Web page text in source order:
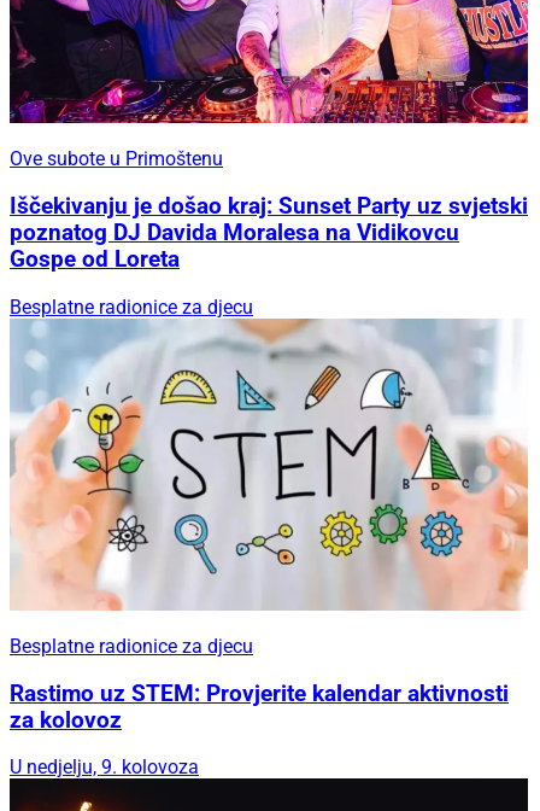
Ove subote u Primoštenu
Iščekivanju je došao kraj: Sunset Party uz svjetski
poznatog DJ Davida Moralesa na Vidikovcu
Gospe od Loreta
Besplatne radionice za djecu
Besplatne radionice za djecu
Rastimo uz STEM: Provjerite kalendar aktivnosti
za kolovoz
U nedjelju, 9. kolovoza